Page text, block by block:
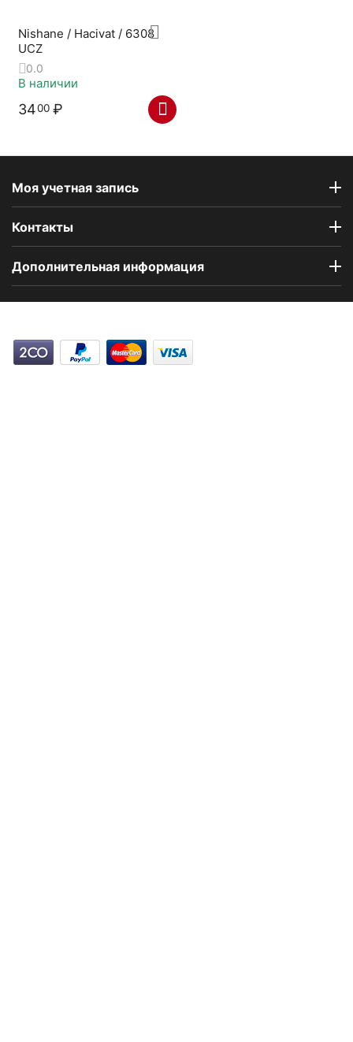
Nishane / Hacivat / 6308
UCZ
0.0
В наличии
3400 ₽
Моя учетная запись
Контакты
Дополнительная информация